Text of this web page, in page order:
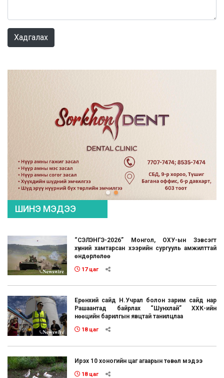
Хадгалах
ШИНЭ МЭДЭЭ
“СЭЛЭНГЭ-2026” Монгол, ОХУ-ын Зэвсэгт
хүчний хамтарсан хээрийн сургууль амжилттай
өндөрлөлөө
17 цаг
Ерөнхий сайд Н.Учрал болон зарим сайд нар
Рашаантад байрлах “Шунхлай” ХХК-ийн
нөөцийн барилгын явцтай танилцлаа
18 цаг
Ирэх 10 хоногийн цаг агаарын төвөл мэдээ
18 цаг